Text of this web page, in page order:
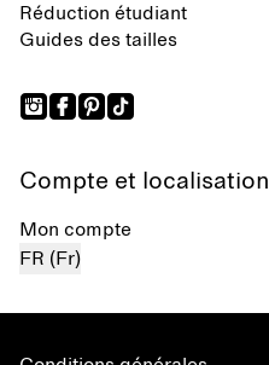
Réduction étudiant
Guides des tailles
Compte et localisation
Mon compte
FR (Fr)